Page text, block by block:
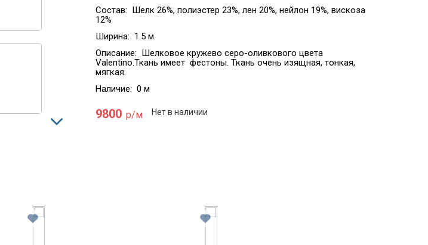
Состав: Шелк 26%, полиэстер 23%, лен 20%, нейлон 19%, вискоза
12%
Ширина: 1.5 м.
Описание: Шелковое кружево серо-оливкового цвета
Valentino.Ткань имеет фестоны. Ткань очень изящная, тонкая,
мягкая.
Наличие: 0 м
9800 р/м Нет в наличии